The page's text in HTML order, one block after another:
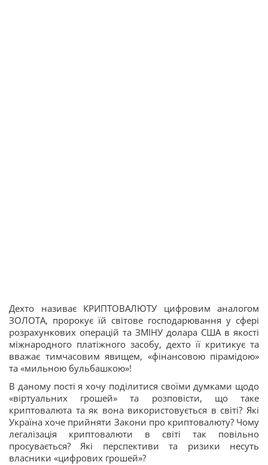
Дехто називає КРИПТОВАЛЮТУ цифровим аналогом
ЗОЛОТА, пророкує їй світове господарювання у сфері
розрахункових операцій та ЗМІНУ долара США в якості
міжнародного платіжного засобу, дехто її критикує та
вважає тимчасовим явищем, «фінансовою пірамідою»
та «мильною бульбашкою»!
В даному пості я хочу поділитися своїми думками щодо
«віртуальних грошей» та розповісти, що таке
криптовалюта та як вона використовується в світі? Які
Україна хоче прийняти Закони про криптовалюту? Чому
легалізація криптовалюти в світі так повільно
просувається? Які перспективи та ризики несуть
власники «цифрових грошей»?